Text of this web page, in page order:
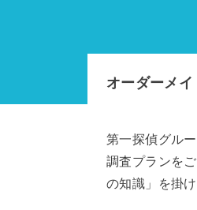
オーダーメ
第一探偵グル
調査プランを
の知識」を掛